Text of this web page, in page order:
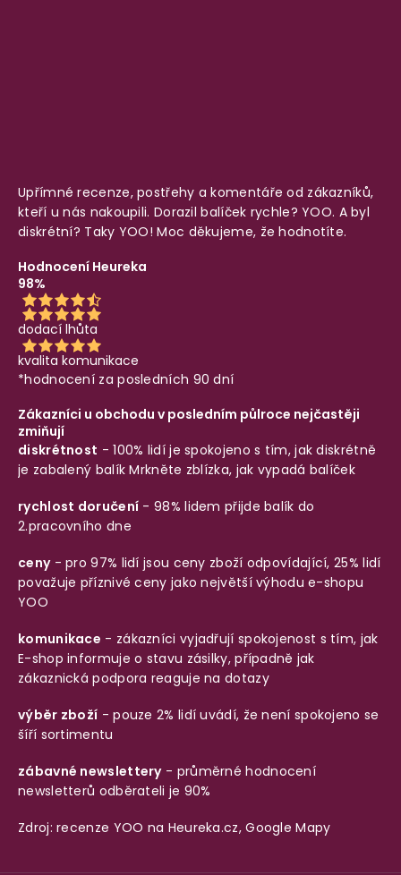
Upřímné recenze, postřehy a komentáře od zákazníků,
kteří u nás nakoupili. Dorazil balíček rychle? YOO. A byl
diskrétní? Taky YOO! Moc děkujeme, že hodnotíte.
Hodnocení Heureka
98%
dodací lhůta
kvalita komunikace
*hodnocení za posledních 90 dní
Zákazníci u obchodu v posledním půlroce nejčastěji
zmiňují
diskrétnost - 100% lidí je spokojeno s tím, jak diskrétně
je zabalený balíkMrkněte zblízka, jak vypadá balíček
rychlost doručení - 98% lidem přijde balík do
2.pracovního dne
ceny- pro 97% lidí jsou ceny zboží odpovídající, 25% lidí
považuje příznivé ceny jako největší výhodu e-shopu
YOO
komunikace - zákazníci vyjadřují spokojenost s tím, jak
E-shop informuje o stavu zásilky, případně jak
zákaznická podpora reaguje na dotazy
výběr zboží - pouze 2% lidí uvádí, že není spokojeno se
šíří sortimentu
zábavné newslettery- průměrné hodnocení
newsletterů odběrateli je 90%
Zdroj: recenze YOO na Heureka.cz,Google Mapy